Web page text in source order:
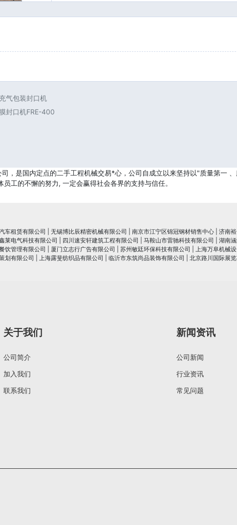
气包装封口机
封口机FRE-400
，是国内定点的二手工程机械交易*心，公司自成立以来坚持以"质量第一
工的不懈的努力, 一定会赢得社会各界的支持与信任。
车租赁有限公司 无锡博比辰精密机械有限公司 南京市江宁区锦冠钢材销售中心 济南
莱电气科技有限公司
四川速安轩建筑工程有限公司 马鞍山市雷驰科技有限公司 湖南
饮管理有限公司
厦门立志行广告有限公司 苏州敏廷环保科技有限公司 上海万阜机械
划有限公司
上海露斐纺织品有限公司 临沂市东筑尚品装饰有限公司 北京路川国际展
关于我们
公司简介
加入我们
联系我们
新闻资讯
公司新闻
行业资讯
常见问题